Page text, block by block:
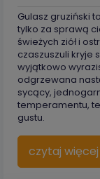
Gulasz gruziński
tylko za sprawą
świeżych ziół i
czaszuszuli kryje
wyjątkowo
odgrzewana
sycący,
temperamentu,
gustu.
czytaj więcej